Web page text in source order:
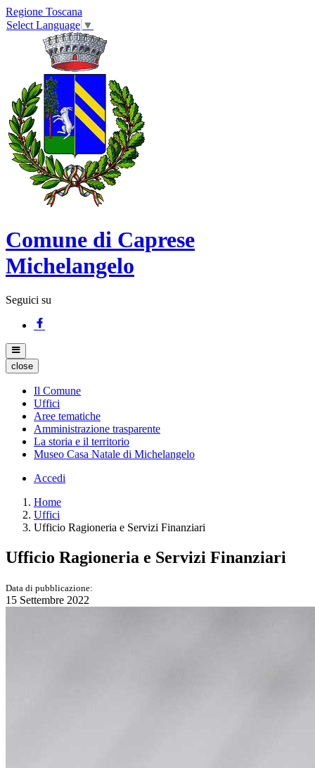
Regione Toscana
Select Language ▼
Comune di Caprese
Michelangelo
Seguici su
close
Il Comune
Uffici
Aree tematiche
Amministrazione trasparente
La storia e il territorio
Museo Casa Natale di Michelangelo
Accedi
Home
Uffici
Ufficio Ragioneria e Servizi Finanziari
Ufficio Ragioneria e Servizi Finanziari
Data di pubblicazione:
15 Settembre 2022